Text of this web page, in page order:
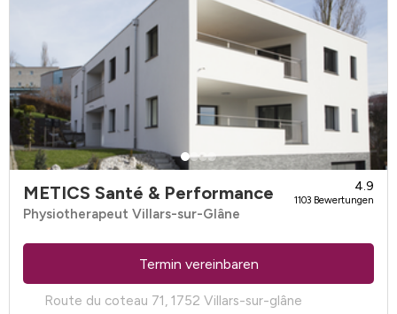
METICS Santé & Performance 4.9
1103 Bewertungen
Physiotherapeut Villars-sur-Glâne
Route du coteau 71, 1752 Villars-sur-glâne
Termin vereinbaren